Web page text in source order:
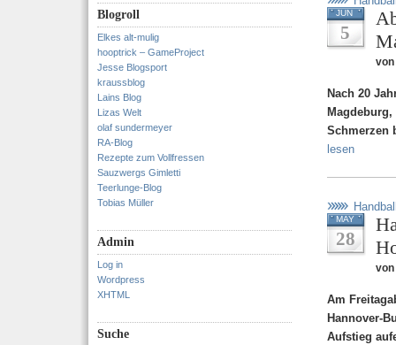
Blogroll
Elkes alt-mulig
hooptrick – GameProject
Jesse Blogsport
kraussblog
Lains Blog
Lizas Welt
olaf sundermeyer
RA-Blog
Rezepte zum Vollfressen
Sauzwergs Gimletti
Teerlunge-Blog
Tobias Müller
Admin
Log in
Wordpress
XHTML
Suche
JUN
5
von
Nach 20
Schmerzen
lesen
MAY
28
von
Am
Hannover-
Aufstieg